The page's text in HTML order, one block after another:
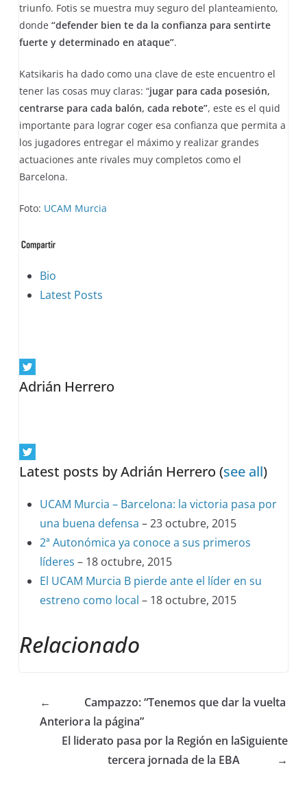
triunfo. Fotis se muestra muy seguro del planteamiento,
donde“defender bien te da la confianza para sentirte
fuerte y determinado en ataque”.
Katsikaris ha dado como una clave de este encuentro el
tener las cosas muy claras: “jugar para cada posesión,
centrarse para cada balón, cada rebote”, este es el quid
importante para lograr coger esa confianza que permita a
los jugadores entregar el máximo y realizar grandes
actuaciones ante rivales muy completos como el
Barcelona.
Foto: UCAM Murcia
The
following
content
below.
Bio
Latest Posts
Adrián Herrero
Latest posts by Adrián Herrero(see all)
UCAM Murcia – Barcelona: la victoria pasa por
una buena defensa – 23 octubre, 2015
2ª Autonómica ya conoce a sus primeros
líderes – 18 octubre, 2015
El UCAM Murcia B pierde ante el líder en su
estreno como local – 18 octubre, 2015
Relacionado
←
Anterior
Campazzo: “Tenemos que dar la vuelta
a la página”
El liderato pasa por la Región en la
tercera jornada de la EBA
Siguiente
→